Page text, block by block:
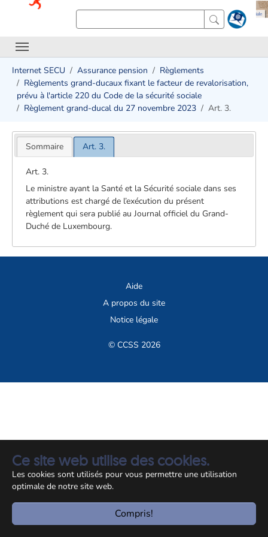
Ce site web utilise des cookies.
Les cookies sont utilisés pour vous permettre une utilisation
optimale de notre site web.
Compris!
Internet SECU Assurance pension
Règlements
Règlements grand-ducaux fixant le facteur de revalorisation,
prévu à l'article 220 du Code de la sécurité sociale
Règlement grand-ducal du 27 novembre 2023
Art. 3.
Sommaire Art. 3.
Art. 3.
Le ministre ayant la Santé et la Sécurité sociale dans ses
attributions est chargé de l’exécution du présent
règlement qui sera publié au Journal officiel du Grand-
Duché de Luxembourg.
Aide
A propos du site
Notice légale
© CCSS 2026